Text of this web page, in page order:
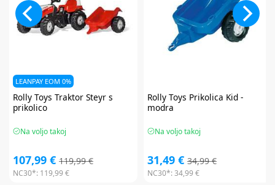
LEANPAY EOM 0%
Rolly Toys Traktor Steyr s
prikolico
Na voljo takoj
107,99 € 119,99 €
NC30*: 119,99 €
Rolly Toys Prikolica Kid -
modra
Na voljo takoj
31,49 € 34,99 €
NC30*:34,99 €